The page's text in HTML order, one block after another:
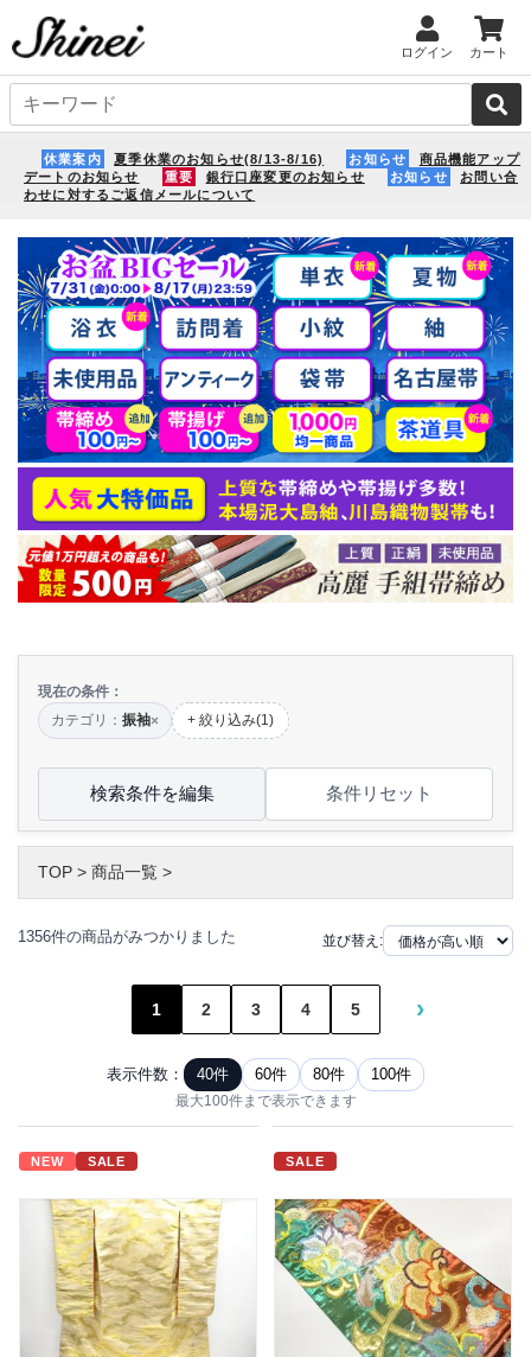
ログイン カート
休業案内 夏季休業のお知らせ(8/13-8/16) お知らせ
商品機能アップ
デートのお知らせ
重要 銀行口座変更のお知らせ お知らせ
お問い合
わせに対するご返信メールについて
現在の条件：
カテゴリ： 振袖× + 絞り込み(1)
検索条件を編集 条件リセット
TOP > 商品一覧 >
1356件の商品がみつかりました 並び替え:
1 2 3 4 5 ›
表示件数： 40件 60件 80件 100件
最大100件まで表示できます
NEW SALE SALE